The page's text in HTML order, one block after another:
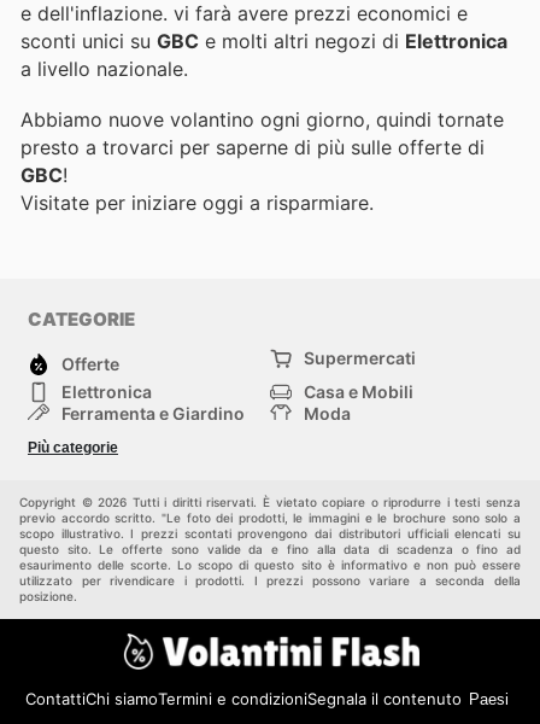
e dell'inflazione. vi farà avere prezzi economici e
sconti unici su GBC e molti altri negozi di Elettronica
a livello nazionale.
Abbiamo nuove volantino ogni giorno, quindi tornate
presto a trovarci per saperne di più sulle offerte di
GBC!
Visitate per iniziare oggi a risparmiare.
CATEGORIE
Offerte
Supermercati
Elettronica
Casa e Mobili
Ferramenta e Giardino
Moda
Bambini e Neonati
Più categorie
Copyright © 2026 Tutti i diritti riservati. È vietato copiare o riprodurre i testi senza
previo accordo scritto. "Le foto dei prodotti, le immagini e le brochure sono solo a
scopo illustrativo. I prezzi scontati provengono dai distributori ufficiali elencati su
questo sito. Le offerte sono valide da e fino alla data di scadenza o fino ad
esaurimento delle scorte. Lo scopo di questo sito è informativo e non può essere
utilizzato per rivendicare i prodotti. I prezzi possono variare a seconda della
posizione.
ContattiChi siamoTermini e condizioniSegnala il contenuto Paesi